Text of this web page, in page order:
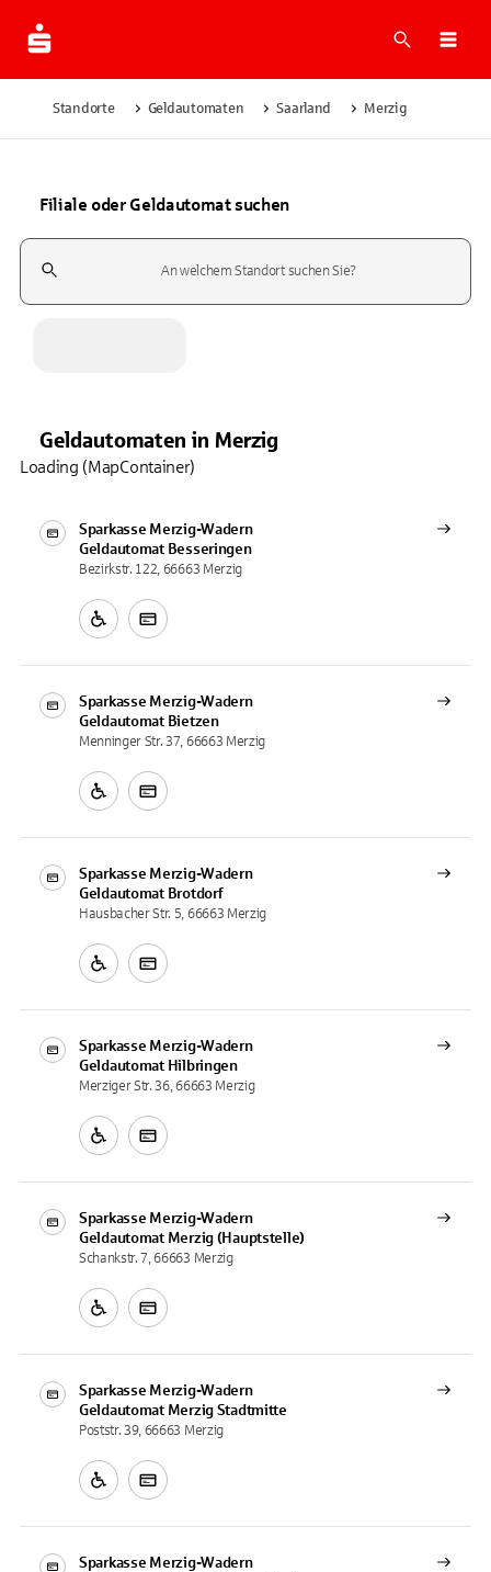
Suche
Standorte Geldautomaten Saarland Merzig
Filiale oder Geldautomat suchen
Suchfeld
Geldautomaten in Merzig
Sparkasse Merzig-Wadern
Geldautomat Besseringen
Bezirkstr. 122, 66663 Merzig
Sparkasse Merzig-Wadern
Geldautomat Bietzen
Menninger Str. 37, 66663 Merzig
Sparkasse Merzig-Wadern
Geldautomat Brotdorf
Hausbacher Str. 5, 66663 Merzig
Sparkasse Merzig-Wadern
Geldautomat Hilbringen
Merziger Str. 36, 66663 Merzig
Sparkasse Merzig-Wadern
Geldautomat Merzig (Hauptstelle)
Schankstr. 7, 66663 Merzig
Sparkasse Merzig-Wadern
Geldautomat Merzig Stadtmitte
Poststr. 39, 66663 Merzig
Sparkasse Merzig-Wadern
Loading (MapContainer)